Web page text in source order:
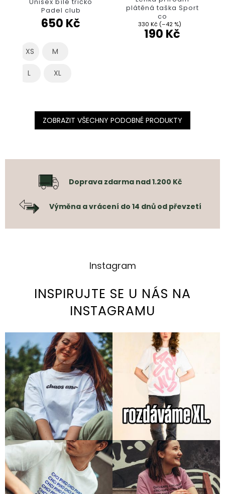
plátěná taška Sport
330 Kč (–42 %)
Unisex bílé tričko
Chiquita Bonita
650 Kč
ZOBRAZIT VŠECHNY PODOBNÉ PRODUKTY
Doprava zdarma nad 1.200 Kč
Výměna a vrácení do 14 dnů od převzetí
Instagram
INSPIRUJTE SE U NÁS NA
INSTAGRAMU